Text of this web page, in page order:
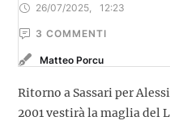
26/07/2025, 12:23
3 COMMENTI
Matteo Porcu
Ritorno a Sassari per
2001 vestirà la maglia del